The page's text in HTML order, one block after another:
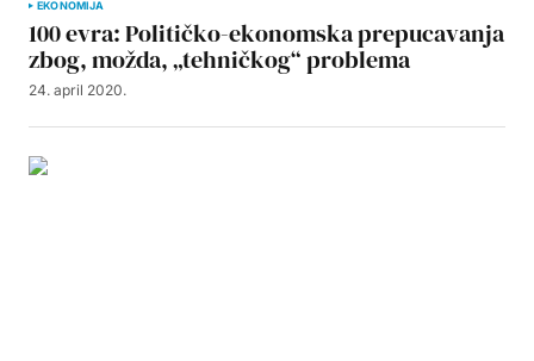
EKONOMIJA
100 evra: Političko-ekonomska prepucavanja
zbog, možda, „tehničkog“ problema
24. april 2020.